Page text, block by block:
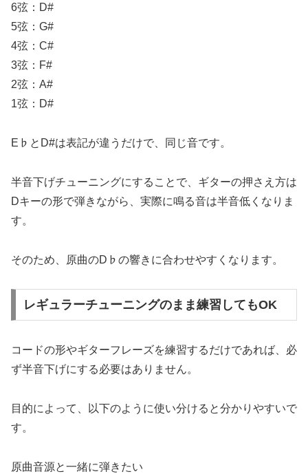
6弦：D#
5弦：G#
4弦：C#
3弦：F#
2弦：A#
1弦：D#
E♭とD#は表記が違うだけで、同じ音です。
半音下げチューニングにすることで、ギターの押さえ方は
Dキーの形で弾きながら、実際に鳴る音は半音低くなりま
す。
そのため、原曲のD♭の響きに合わせやすくなります。
レギュラーチューニングのまま練習してもOK
コードの形やギターフレーズを練習するだけであれば、必
ず半音下げにする必要はありません。
目的によって、以下のように使い分けると分かりやすいで
す。
原曲音源と一緒に弾きたい